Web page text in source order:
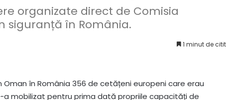
organizate direct de Comisia
siguranță în România.
1 minut de citit
în România 356 de cetățeni europeni care erau
a mobilizat pentru prima dată propriile capacități de